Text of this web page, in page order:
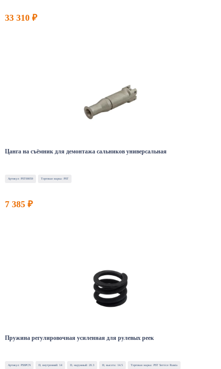
33 310 ₽
Цанга на съёмник для демонтажа сальников универсальная
Артикул: PST00059 Торговая марка: PST
7 385 ₽
Пружина регулировочная усиленная для рулевых реек
Артикул: PSSPCN D, внутренний: 14 D, наружный: 20.3 H, высота: 14.5 Торговая марка: PST Service Russia